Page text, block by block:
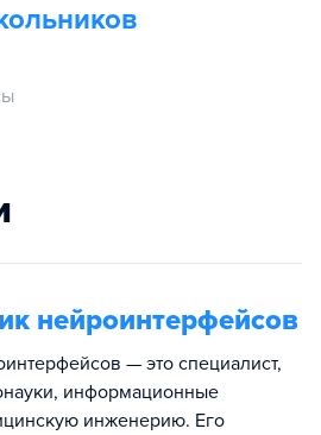
нейроинтерфейсов
— это специалист,
информационные
инженерию. Его